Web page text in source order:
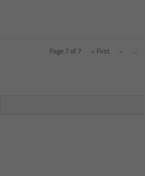
Page 7 of 7 « First « ...